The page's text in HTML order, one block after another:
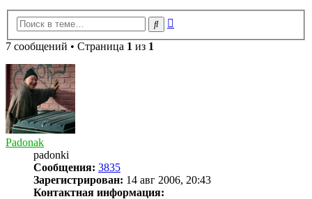
Поиск
7 сообщений • Страница 1 из 1
Padonak
padonki
Сообщения: 3835
Зарегистрирован: 14 авг 2006, 20:43
Контактная информация: